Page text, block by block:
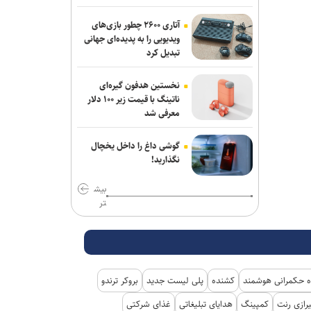
روسیه: رقابت برای دبیرکلی سازمان ملل
همچنان باز است
اعتراف رسانه‌های خارجی به شکست ترامپ
حاصل مجاهدت رسانه‌های انقلابی است
۱۱ سناتور دموکرات خواستار خروج آمریکا از
جنگ با ایران شدند
یورش صهیونیست‌ها به چند منطقه در
کرانه باختری
پیام وزیر کشور به مناسبت روز خبرنگار
آتاری ۲۶۰۰ چطور بازی‌های
ویدیویی را به پدیده‌ای جهانی
تبدیل کرد
نخستین هدفون گیره‌ای
ناتینگ با قیمت زیر ۱۰۰ دلار
معرفی شد
گوشی داغ را داخل یخچال
نگذارید!
بیش
تر
حکمرانی هوشمند کشنده پلی لیست جدید
بروکر ترندو
رنت کمپینگ هدایای تبلیغاتی غذای شرکتی